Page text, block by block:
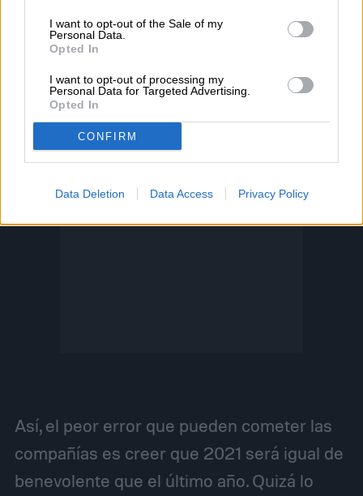
I want to opt-out of the Sale of my
Personal Data.
Opted In
I want to opt-out of processing my
Personal Data for Targeted Advertising.
Opted In
CONFIRM
Data Deletion Data Access Privacy Policy
Así, el peor error que pueden cometer las
compañías es creer que 2021 será igual de
benevolente que el último año. Quizá lo